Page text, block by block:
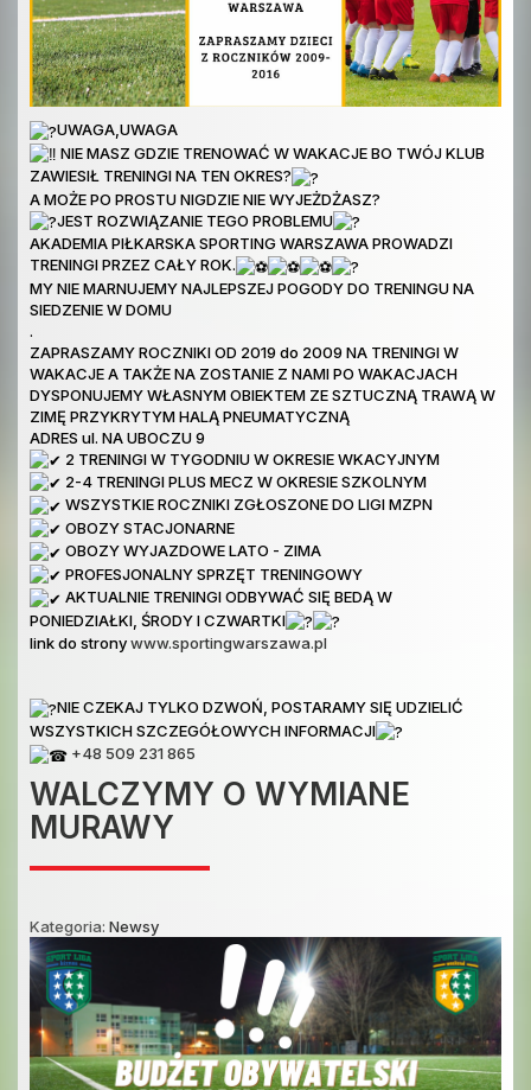
UWAGA,UWAGA
NIE MASZ GDZIE TRENOWAĆ W WAKACJE BO TWÓJ KLUB
ZAWIESIŁ TRENINGI NA TEN OKRES?
A MOŻE PO PROSTU NIGDZIE NIE WYJEŻDŻASZ?
JEST ROZWIĄZANIE TEGO PROBLEMU
AKADEMIA PIŁKARSKA SPORTING WARSZAWA PROWADZI
TRENINGI PRZEZ CAŁY ROK.
MY NIE MARNUJEMY NAJLEPSZEJ POGODY DO TRENINGU NA
SIEDZENIE W DOMU
.
ZAPRASZAMY ROCZNIKI OD 2019 do 2009 NA TRENINGI W
WAKACJE A TAKŻE NA ZOSTANIE Z NAMI PO WAKACJACH
DYSPONUJEMY WŁASNYM OBIEKTEM ZE SZTUCZNĄ TRAWĄ W
ZIMĘ PRZYKRYTYM HALĄ PNEUMATYCZNĄ
ADRES ul. NA UBOCZU 9
2 TRENINGI W TYGODNIU W OKRESIE WKACYJNYM
2-4 TRENINGI PLUS MECZ W OKRESIE SZKOLNYM
WSZYSTKIE ROCZNIKI ZGŁOSZONE DO LIGI MZPN
OBOZY STACJONARNE
OBOZY WYJAZDOWE LATO - ZIMA
PROFESJONALNY SPRZĘT TRENINGOWY
AKTUALNIE TRENINGI ODBYWAĆ SIĘ BEDĄ W
PONIEDZIAŁKI, ŚRODY I CZWARTKI
link do stronywww.sportingwarszawa.pl
NIE CZEKAJ TYLKO DZWOŃ, POSTARAMY SIĘ UDZIELIĆ
WSZYSTKICH SZCZEGÓŁOWYCH INFORMACJI
+48 509 231 865
WALCZYMY O WYMIANE
MURAWY
Kategoria: Newsy